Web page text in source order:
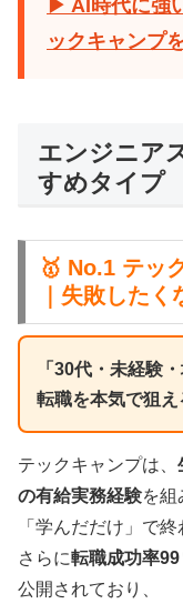
▶ AI時代に強
ックキャンプ
エンジニア
すめタイプ
🥇 No.1 テッ
｜失敗した
「30代・未経験
転職を本気で狙え
テックキャンプは、
の有給実務経験を組
「学んだだけ」で
さらに転職成功率
公開されており、